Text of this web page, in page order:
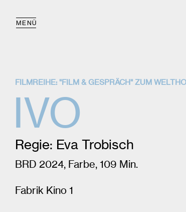
MENÜ
FILMREIHE: "FILM & GESPRÄCH" ZUM
IVO
Regie: Eva Trobisch
BRD 2024, Farbe, 109 Min.
Fabrik Kino 1